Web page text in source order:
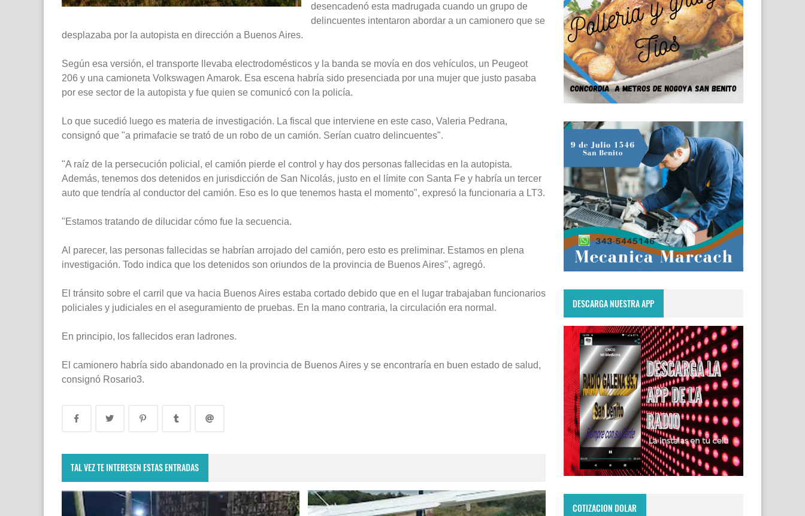
desencadenó esta madrugada cuando un grupo de
delincuentes intentaron abordar a un camionero que se
desplazaba por la autopista en dirección a Buenos Aires.
Según esa versión, el transporte llevaba electrodomésticos y la banda se movía en dos vehículos, un Peugeot
206 y una camioneta Volkswagen Amarok. Esa escena habría sido presenciada por una mujer que justo pasaba
por ese sector de la autopista y fue quien se comunicó con la policía.
Lo que sucedió luego es materia de investigación. La fiscal que interviene en este caso, Valeria Pedrana,
consignó que "a primafacie se trató de un robo de un camión. Serían cuatro delincuentes".
"A raíz de la persecución policial, el camión pierde el control y hay dos personas fallecidas en la autopista.
Además, tenemos dos detenidos en jurisdicción de San Nicolás, justo en el límite con Santa Fe y habría un tercer
auto que tendría al conductor del camión. Eso es lo que tenemos hasta el momento", expresó la funcionaria a LT3.
"Estamos tratando de dilucidar cómo fue la secuencia.
Al parecer, las personas fallecidas se habrían arrojado del camión, pero esto es preliminar. Estamos en plena
investigación. Todo indica que los detenidos son oriundos de la provincia de Buenos Aires", agregó.
El tránsito sobre el carril que va hacia Buenos Aires estaba cortado debido que en el lugar trabajaban funcionarios
policiales y judiciales en el aseguramiento de pruebas. En la mano contraria, la circulación era normal.
En principio, los fallecidos eran ladrones.
El camionero habría sido abandonado en la provincia de Buenos Aires y se encontraría en buen estado de salud,
consignó Rosario3.
TAL VEZ TE INTERESEN ESTAS ENTRADAS
DESCARGA NUESTRA APP
COTIZACION DOLAR